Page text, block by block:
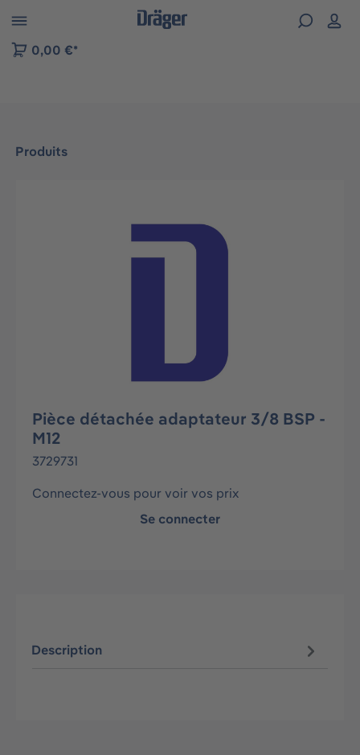
to B2B platform navigation
0,00 €*
Produits
Ignorer la galerie d'images
Pièce détachée adaptateur 3/8 BSP -
M12
3729731
Connectez-vous pour voir vos prix
Se connecter
Description